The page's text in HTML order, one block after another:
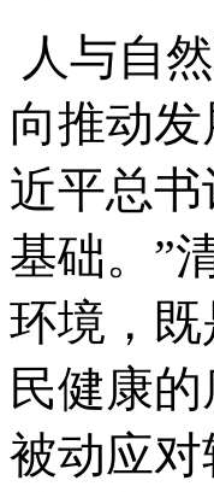
人与自
向推动
近平总
基础。”
环境，
民健康
被动应